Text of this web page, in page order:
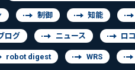
制御 知能
ログ ニュース ロ
robot digest WRS